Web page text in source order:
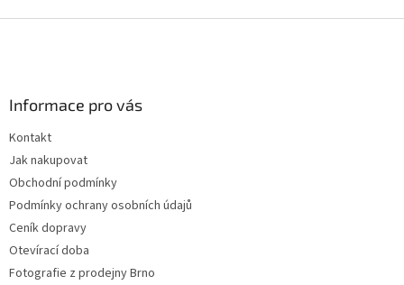
Informace pro vás
Kontakt
Jak nakupovat
Obchodní podmínky
Podmínky ochrany osobních údajů
Ceník dopravy
Otevírací doba
Fotografie z prodejny Brno